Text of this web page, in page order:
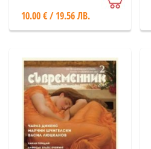
"Съвременник"
10.00 € / 19.56 ЛВ.